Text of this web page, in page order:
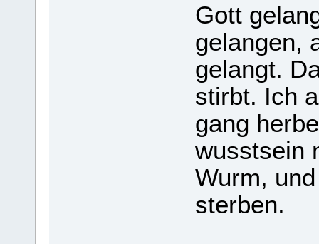
Gott
gelan­gen,
gelangt.
stirbt. Ich
gang
wusst­sein
Wurm,
ster­ben.